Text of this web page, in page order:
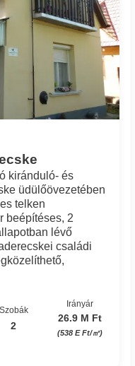
kiránduló- és
üdülőövezetében
telken
beépítéses, 2
lévő
családi
Szobák
2
Irányár
26.9 M Ft
(538 E Ft/㎡)